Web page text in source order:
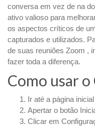
conversa em vez de na
ativo valioso para
os aspectos críticos de
capturados e utilizados.
de suas reuniões Zoom ,
fazer toda a diferença.
Como usar o
Ir até a página
Apertar o botão
Clicar em